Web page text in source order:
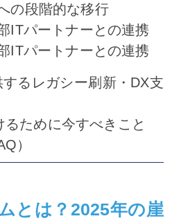
の段階的な移行
ITパートナーとの連携
ITパートナーとの連携
るレガシー刷新・DX支
ために今すべきこと
）
とは？2025年の崖